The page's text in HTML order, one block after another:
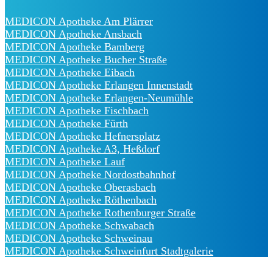
MEDICON Apotheke Am Plärrer
MEDICON Apotheke Ansbach
MEDICON Apotheke Bamberg
MEDICON Apotheke Bucher Straße
MEDICON Apotheke Eibach
MEDICON Apotheke Erlangen Innenstadt
MEDICON Apotheke Erlangen-Neumühle
MEDICON Apotheke Fischbach
MEDICON Apotheke Fürth
MEDICON Apotheke Hefnersplatz
MEDICON Apotheke A3, Heßdorf
MEDICON Apotheke Lauf
MEDICON Apotheke Nordostbahnhof
MEDICON Apotheke Oberasbach
MEDICON Apotheke Röthenbach
MEDICON Apotheke Rothenburger Straße
MEDICON Apotheke Schwabach
MEDICON Apotheke Schweinau
MEDICON Apotheke Schweinfurt Stadtgalerie